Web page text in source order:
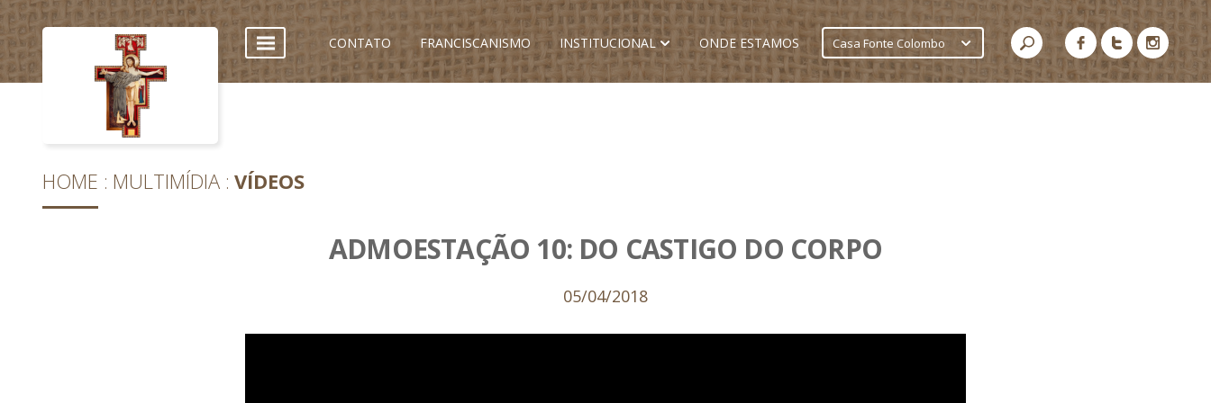
CONTATO FRANCISCANISMO INSTITUCIONAL ONDE ESTAMOS Casa Fonte Colombo
HOME MULTIMÍDIA VÍDEOS
ADMOESTAÇÃO 10: DO CASTIGO DO CORPO
05/04/2018